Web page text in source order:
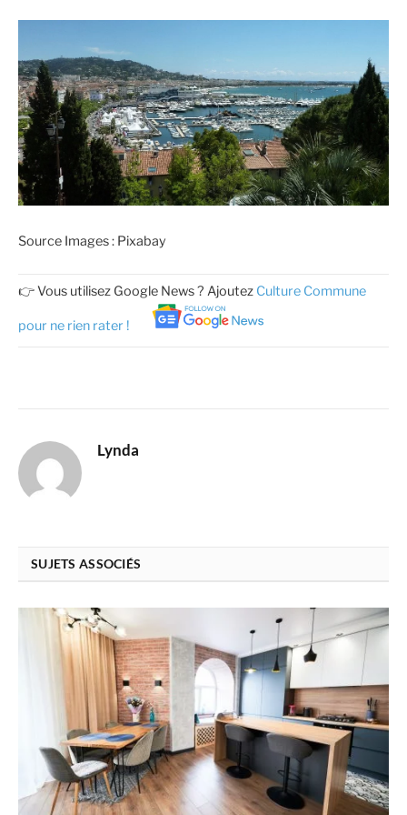
Source Images : Pixabay
👉 Vous utilisez Google News ? Ajoutez Culture Commune
pour ne rien rater !
Lynda
SUJETS ASSOCIÉS